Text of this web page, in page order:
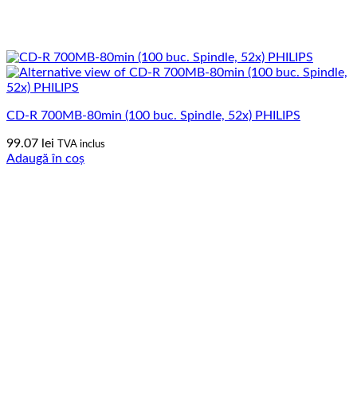
CD-R 700MB-80min (100 buc. Spindle, 52x) PHILIPS
99.07 lei TVA inclus
Adaugă în coș